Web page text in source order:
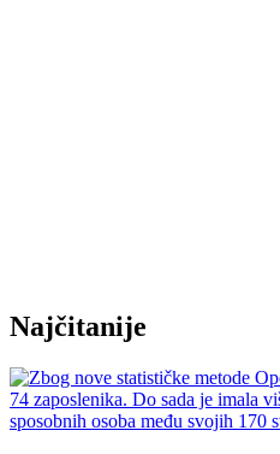
Najčitanije